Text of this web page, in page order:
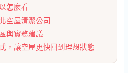
怎麼看
空屋清潔公司
與實務建議
，讓空屋更快回到理想狀態